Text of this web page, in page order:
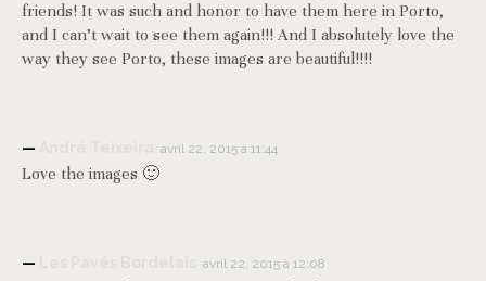
friends! It was such and honor to have them here in Porto,
and I can’t wait to see them again!!! And I absolutely love the
way they see Porto, these images are beautiful!!!!
avril 22, 2015 à 11:44
Love the images 🙂
avril 22, 2015 à 12:08